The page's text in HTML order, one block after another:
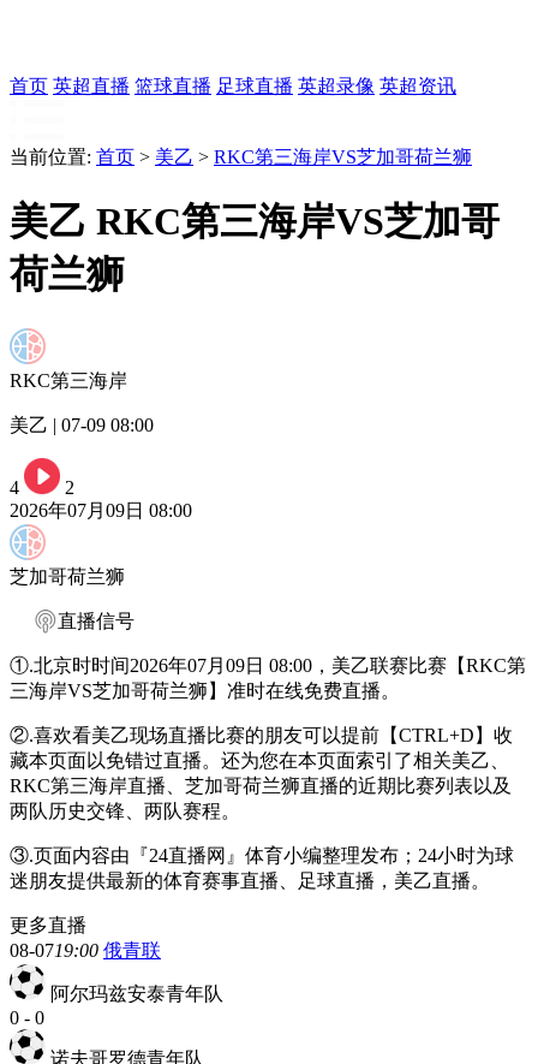
首页 英超直播 篮球直播 足球直播 英超录像 英超资讯
当前位置: 首页 > 美乙 > RKC第三海岸VS芝加哥荷兰狮
美乙 RKC第三海岸VS芝加哥
荷兰狮
RKC第三海岸
美乙 | 07-09 08:00
4
2
2026年07月09日 08:00
芝加哥荷兰狮
直播信号
①.北京时时间2026年07月09日 08:00，美乙联赛比赛【RKC第
三海岸VS芝加哥荷兰狮】准时在线免费直播。
②.喜欢看美乙现场直播比赛的朋友可以提前【CTRL+D】收
藏本页面以免错过直播。还为您在本页面索引了相关美乙、
RKC第三海岸直播、芝加哥荷兰狮直播的近期比赛列表以及
两队历史交锋、两队赛程。
③.页面内容由『24直播网』体育小编整理发布；24小时为球
迷朋友提供最新的体育赛事直播、足球直播，美乙直播。
更多直播
08-0719:00 俄青联
阿尔玛兹安泰青年队
0 - 0
诺夫哥罗德青年队